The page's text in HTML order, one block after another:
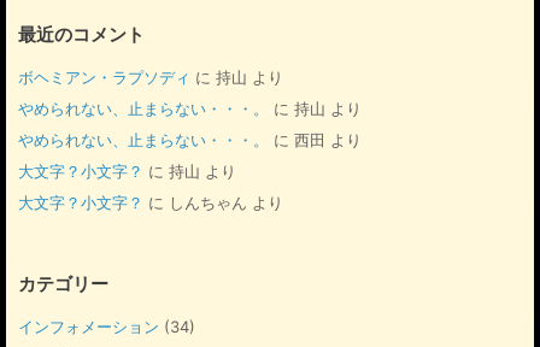
最近のコメント
ボヘミアン・ラプソディ に 持山 より
やめられない、止まらない・・・。
に 持山 より
やめられない、止まらない・・・。
に 西田 より
大文字？小文字？ に 持山 より
大文字？小文字？ に しんちゃん より
カテゴリー
インフォメーション (34)